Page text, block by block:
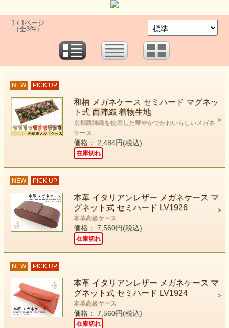
1 / 1ページ
（全3件）
NEW PICK UP
和柄 メガネケース セミハード マグネッ
ト式 西陣織 着物生地
京都西陣織を使用した華やかでかわいらしいメガネ
ケース
価格： 2,484円(税込)
在庫切れ
NEW PICK UP
本革 イタリアンレザー メガネケース マ
グネット式 セミハード LV1926
本革高級ケース
価格： 7,560円(税込)
在庫切れ
NEW PICK UP
本革 イタリアンレザー メガネケース マ
グネット式 セミハード LV1924
本革高級ケース
価格： 7,560円(税込)
在庫切れ